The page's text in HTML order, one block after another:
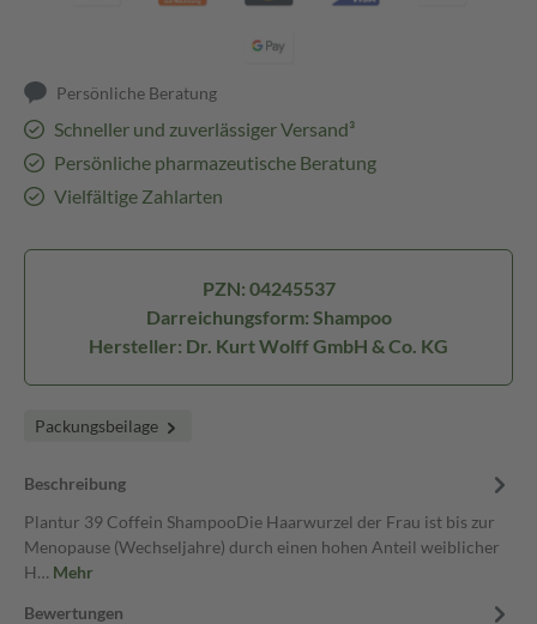
Persönliche Beratung
Schneller und zuverlässiger Versand³
Persönliche pharmazeutische Beratung
Vielfältige Zahlarten
PZN: 04245537
Darreichungsform: Shampoo
Hersteller: Dr. Kurt Wolff GmbH & Co. KG
Packungsbeilage
Beschreibung
Plantur 39 Coffein ShampooDie Haarwurzel der Frau ist bis zur
Menopause (Wechseljahre) durch einen hohen Anteil weiblicher
H… Mehr
Bewertungen